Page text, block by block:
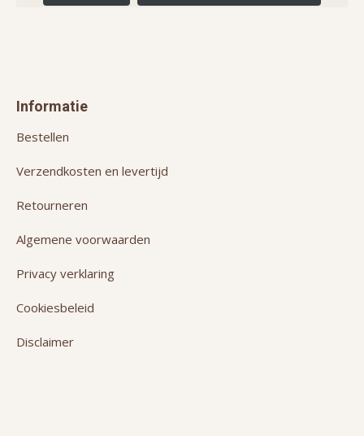
Informatie
Bestellen
Verzendkosten en levertijd
Retourneren
Algemene voorwaarden
Privacy verklaring
Cookiesbeleid
Disclaimer